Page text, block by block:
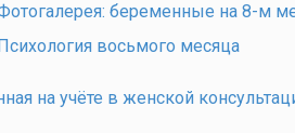
беременные на 8-м
Психология восьмого месяца
на учёте в женской